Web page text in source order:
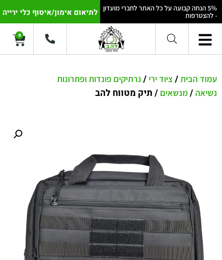
5% הנחה קבועה על כל האתר לחברי מועדון
- להצטרפות
לתיאום אימון/איסוף כלי ירייה
0
עמוד הבית/ ציוד ירי / נרתיקים פונדות ופתרונות
נשיאה /מנשאים / תיק מטווח להב